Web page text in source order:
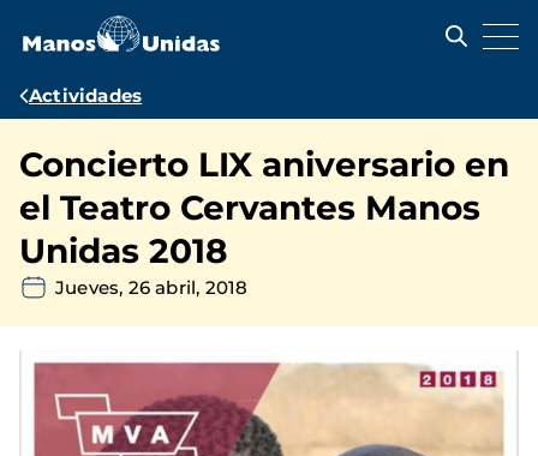
contenido
Ruta
navegación
Actividades
Concierto LIX aniversario en
el Teatro Cervantes Manos
Unidas 2018
Jueves, 26 abril, 2018